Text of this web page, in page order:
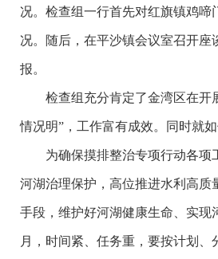
况。检查组一行首先对红旗镇鸡
况。随后，在平沙镇会议室召开
报。
检查组充分肯定了金湾区在开展
情况明”，工作富有成效。同时就
为确保摸排整治专项行动各项
河湖治理保护，高位推进水利高
手段，维护好河湖健康生命、实
月，时间紧、任务重，要按计划